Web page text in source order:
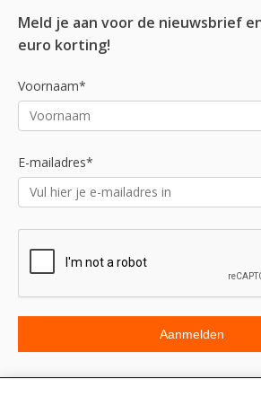
Meld je aan voor de nieuwsbrief
euro korting!
Voornaam*
E-mailadres*